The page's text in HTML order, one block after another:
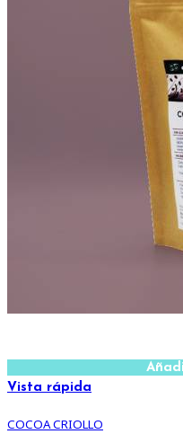
Vista rápida
COCOA CRIOLLO